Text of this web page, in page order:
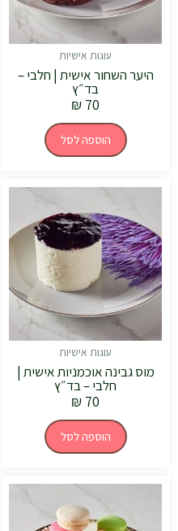
עוגות אישיות
היער השחור אישית | חלבי –
בד״ץ
₪ 70
הוספה לסל
עוגות אישיות
מוס גבינה אוכמניות אישית |
חלבי – בד״ץ
₪ 70
הוספה לסל